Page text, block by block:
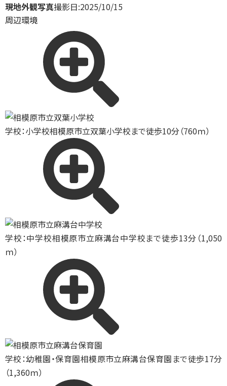
現地外観写真撮影日:2025/10/15
周辺環境
学校：小学校相模原市立双葉小学校まで徒歩10分（760ｍ）
学校：中学校相模原市立麻溝台中学校まで徒歩13分（1,050
ｍ）
学校：幼稚園・保育園相模原市立麻溝台保育園まで徒歩17分
（1,360ｍ）